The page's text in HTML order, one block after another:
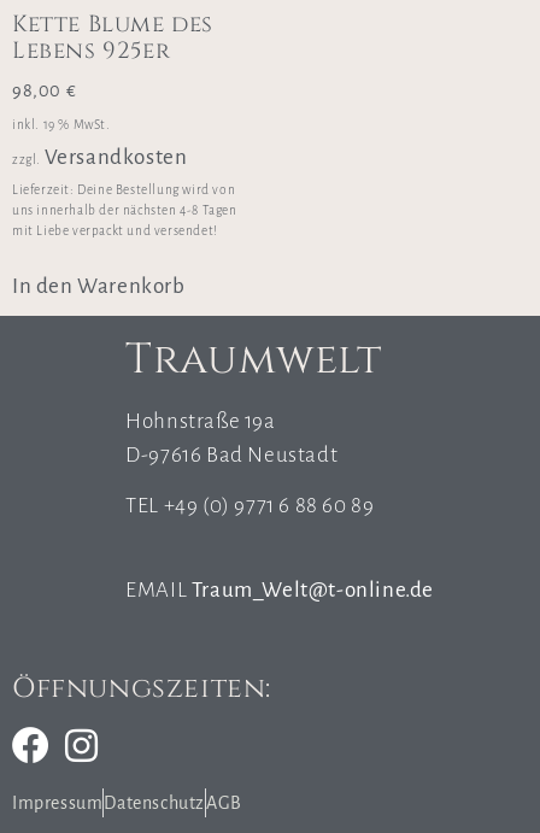
Kette Blume des
Lebens 925er
98,00 €
inkl. 19 % MwSt.
zzgl. Versandkosten
Lieferzeit: Deine Bestellung wird von
uns innerhalb der nächsten 4-8 Tagen
mit Liebe verpackt und versendet!
In den Warenkorb
Traumwelt
Hohnstraße 19a
D-97616 Bad Neustadt
TEL +49 (0) 9771 6 88 60 89
EMAIL Traum_Welt@t-online.de
Öffnungszeiten:
Impressum DatenschutzAGB